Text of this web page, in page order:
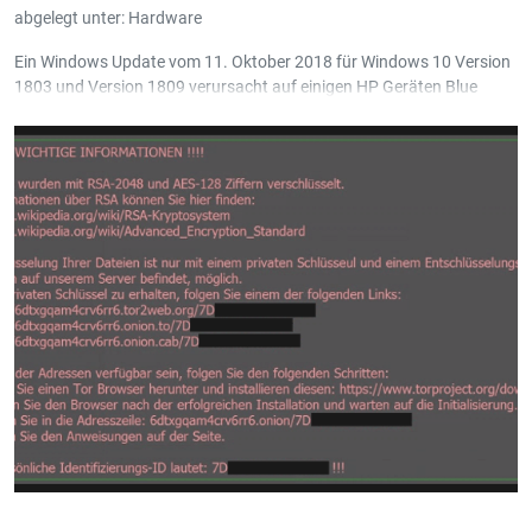
abgelegt unter: Hardware
Ein Windows Update vom 11. Oktober 2018 für Windows 10 Version
1803 und Version 1809 verursacht auf einigen HP Geräten Blue